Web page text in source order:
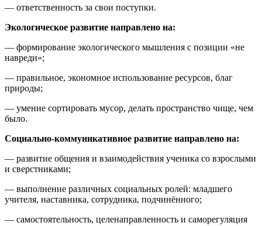
— ответственность за свои поступки.
Экологическое развитие направлено на:
— формирование экологического мышления с позиции «не
навреди»;
— правильное, экономное использование ресурсов, благ
природы;
— умение сортировать мусор, делать пространство чище, чем
было.
Социально-коммуникативное развитие направлено на:
— развитие общения и взаимодействия ученика со взрослыми
и сверстниками;
— выполнение различных социальных ролей: младшего
учителя, наставника, сотрудника, подчинённого;
— самостоятельность, целенаправленность и саморегуляция